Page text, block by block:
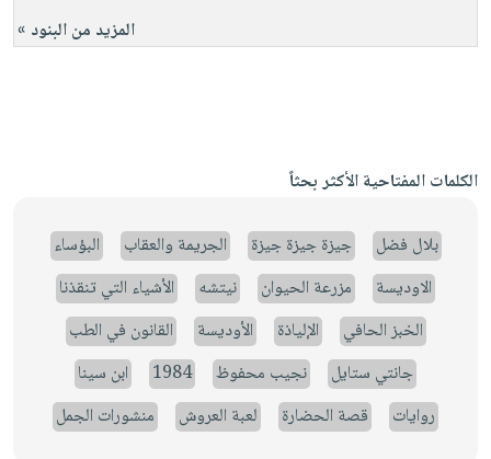
المزيد من البنود »
الكلمات المفتاحية الأكثر بحثاً
بلال فضل جيزة جيزة جيزة الجريمة والعقاب
البؤساء
الاوديسة
مزرعة الحيوان نيتشه
الأشياء التي تنقذنا
الخبز الحافي
الإلياذة الأوديسة
القانون في الطب
جانتي ستايل
نجيب محفوظ 1984
ابن سينا
روايات
قصة الحضارة لعبة العروش منشورات الجمل